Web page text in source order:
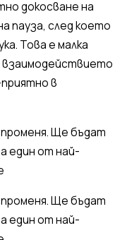
докосване на
пауза, след което
Това е малка
взаимодействието
в